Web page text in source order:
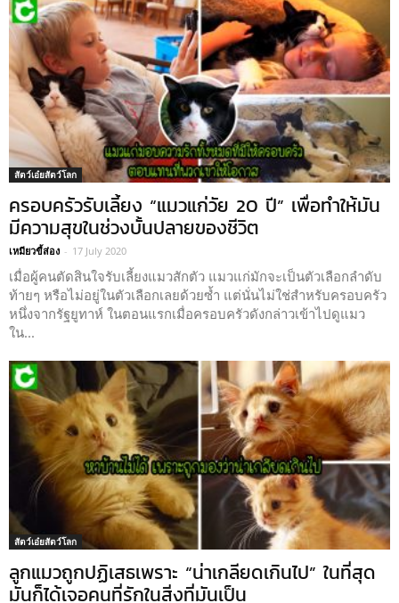
สัตว์เอ๋ยสัตว์โลก
ครอบครัวรับเลี้ยง “แมวแก่วัย 20 ปี” เพื่อทำให้มัน
มีความสุขในช่วงบั้นปลายของชีวิต
เหมียวขี้ส่อง - 17 July 2020
เมื่อผู้คนตัดสินใจรับเลี้ยงแมวสักตัว แมวแก่มักจะเป็นตัวเลือกลำดับ
ท้ายๆ หรือไม่อยู่ในตัวเลือกเลยด้วยซ้ำ แต่นั่นไม่ใช่สำหรับครอบครัว
หนึ่งจากรัฐยูทาห์ ในตอนแรกเมื่อครอบครัวดังกล่าวเข้าไปดูแมว
ใน...
สัตว์เอ๋ยสัตว์โลก
ลูกแมวถูกปฏิเสธเพราะ “น่าเกลียดเกินไป” ในที่สุด
มันก็ได้เจอคนที่รักในสิ่งที่มันเป็น